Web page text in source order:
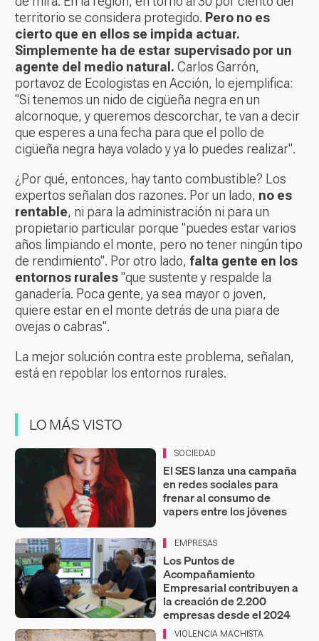
territorio se considera protegido. Pero no es
cierto que en ellos se impida actuar.
Simplemente ha de estar supervisado por un
agente del medio natural. Carlos Garrón,
portavoz de Ecologistas en Acción, lo ejemplifica:
"Si tenemos un nido de cigüeña negra en un
alcornoque, y queremos descorchar, te van a decir
que esperes a una fecha para que el pollo de
cigüeña negra haya volado y ya lo puedes realizar".
¿Por qué, entonces, hay tanto combustible? Los
expertos señalan dos razones. Por un lado, no es
rentable, ni para la administración ni para un
propietario particular porque "puedes estar varios
años limpiando el monte, pero no tener ningún tipo
de rendimiento". Por otro lado, falta gente en los
entornos rurales"que sustente y respalde la
ganadería. Poca gente, ya sea mayor o joven,
quiere estar en el monte detrás de una piara de
ovejas o cabras".
La mejor solución contra este problema, señalan,
está en repoblar los entornos rurales.
LO MÁS VISTO
SOCIEDAD
El SES lanza una campaña
en redes sociales para
frenar al consumo de
vapers entre los jóvenes
EMPRESAS
Los Puntos de
Acompañamiento
Empresarial contribuyen a
la creación de 2.200
empresas desde el 2024
VIOLENCIA MACHISTA